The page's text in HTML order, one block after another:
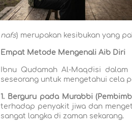
nafs) merupakan kesibukan yang
Empat Metode Mengenali Aib Diri
Ibnu Qudamah Al-Maqdisi dalam
seseorang untuk mengetahui cela
1. Berguru pada Murabbi
terhadap penyakit jiwa dan
sangat langka di zaman sekarang.